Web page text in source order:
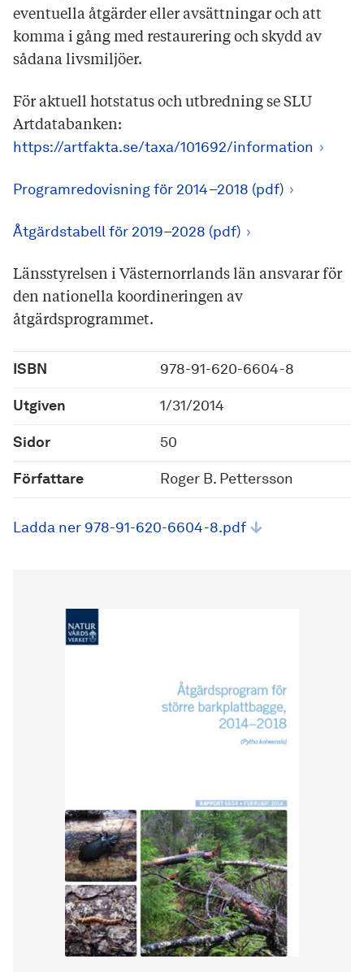
eventuella åtgärder eller avsättningar och att
komma i gång med restaurering och skydd av
sådana livsmiljöer.
För aktuell hotstatus och utbredning se SLU
Artdatabanken:
https://artfakta.se/taxa/101692/information
Programredovisning för 2014–2018 (pdf)
Åtgärdstabell för 2019–2028 (pdf)
Länsstyrelsen i Västernorrlands län ansvarar för
den nationella koordineringen av
åtgärdsprogrammet.
ISBN 978-91-620-6604-8
Utgiven 1/31/2014
Sidor 50
Författare Roger B. Pettersson
Ladda ner 978-91-620-6604-8.pdf